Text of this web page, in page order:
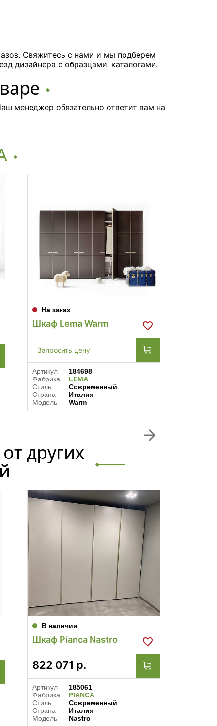
Свяжитесь с нами и мы подберем
дизайнера с образцами, каталогами.
менеджер обязательно ответит вам на
На заказ
Шкаф Lema Warm
Запросить цену
Артикул
184698
Фабрика
LEMA
Стиль
Современный
Страна
Италия
Модель
Warm
arrow_forward
других
В наличии
Шкаф Pianca Nastro
822 071 р.
Артикул
185061
Фабрика
PIANCA
Стиль
Современный
Страна
Италия
Модель
Nastro